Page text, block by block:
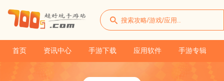
首页 资讯中心 手游下载 应用软件 手游专辑